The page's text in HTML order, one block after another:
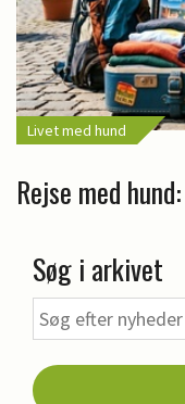
Livet med hund
Rejse med
Søg i arkivet